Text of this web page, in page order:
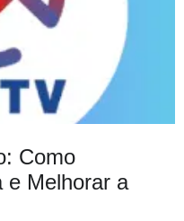
Como
e Melhorar a